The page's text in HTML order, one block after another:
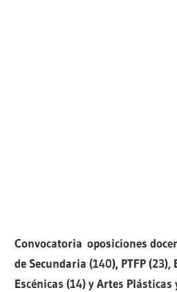
Convocatoriaoposiciones
de Secundaria (140), PTFP (23),
Escénicas (14) y Artes Plásticas